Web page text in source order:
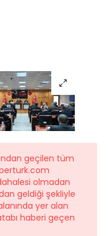
geçilen tüm
olmadan
geldiği şekliyle
yer alan
haberi geçen